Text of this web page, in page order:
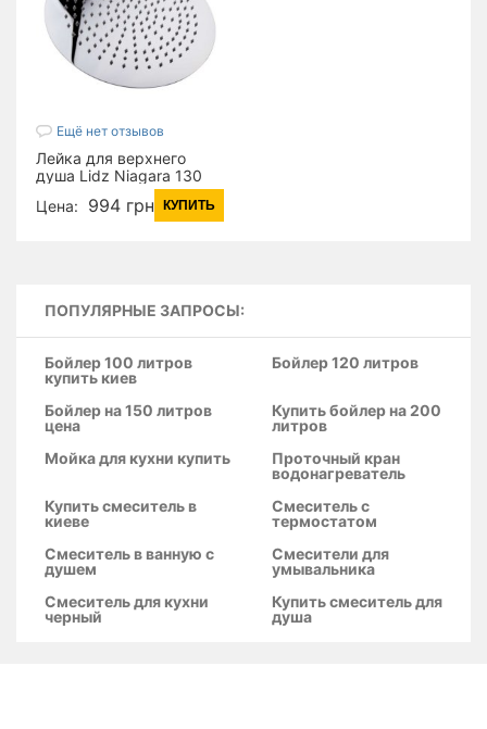
Ещё нет отзывов
Лейка для верхнего
душа Lidz Niagara 130
300 мм округлая
LDNIA130NKS32451
Цена: 994 грн КУПИТЬ
ПОПУЛЯРНЫЕ ЗАПРОСЫ:
Бойлер 100 литров
купить киев
Бойлер 120 литров
Бойлер на 150 литров
цена
Купить бойлер на 200
литров
Мойка для кухни купить
Проточный кран
водонагреватель
Купить смеситель в
киеве
Смеситель с
термостатом
Смеситель в ванную с
душем
Смесители для
умывальника
Смеситель для кухни
черный
Купить смеситель для
душа